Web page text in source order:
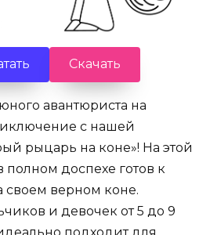
Скачать
авантюриста на
с нашей
рыцарь на коне»! На этой
доспехе готов к
своем верном коне.
и девочек от 5 до 9